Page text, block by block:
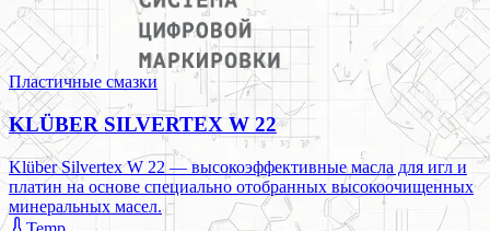
Пластичные смазки
KLÜBER SILVERTEX W 22
Klüber Silvertex W 22 — высокоэффективные масла для игл и
платин на основе cпециально отобранных высокоочищенных
минеральных масел.